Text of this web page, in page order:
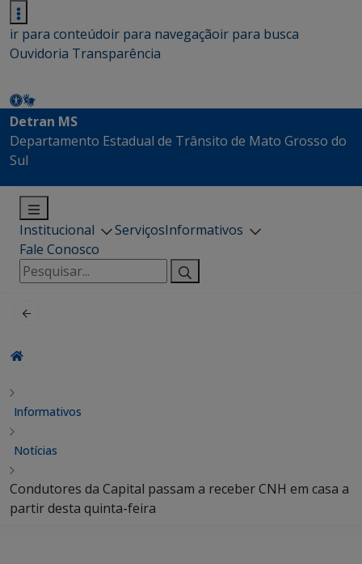
ir para conteúdoir para navegaçãoir para busca
Ouvidoria Transparência
Detran MS
Departamento Estadual de Trânsito de Mato Grosso do
Sul
Institucional ServiçosInformativos
Fale Conosco
Pesquisar
por:
Informativos
Notícias
Condutores da Capital passam a receber CNH em casa a
partir desta quinta-feira